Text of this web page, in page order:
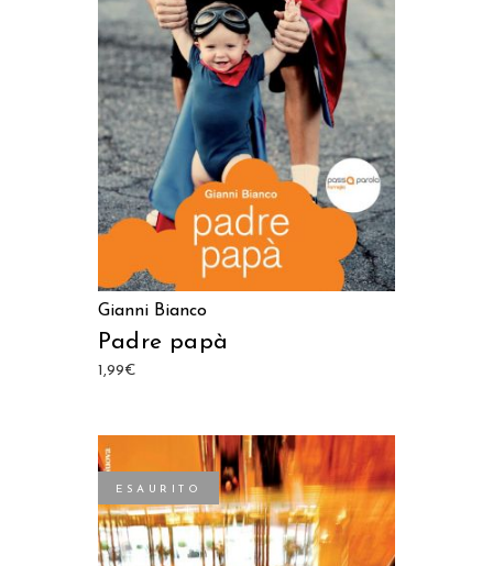
LEGGI TUTTO
Gianni Bianco
Padre papà
1,99€
ESAURITO